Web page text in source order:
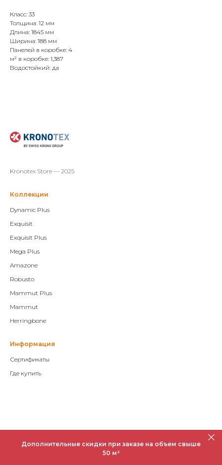
Класс: 33
Толщина: 12 мм
Длина: 1845 мм
Ширина: 188 мм
Панелей в коробке: 4
м² в коробке: 1,387
Водостойкий: да
Kronotex Store — 2025
Коллекции
Dynamic Plus
Exquisit
Exquisit Plus
Mega Plus
Amazone
Robusto
Mammut Plus
Mammut
Herringbone
Информация
Сертификаты
Где купить
Дополнительные скидки при заказе на объем свыше
50 м²